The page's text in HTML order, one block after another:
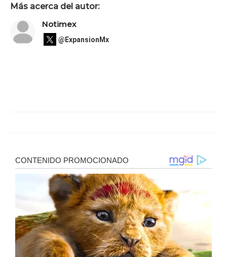
Más acerca del autor:
Notimex
@ExpansionMx